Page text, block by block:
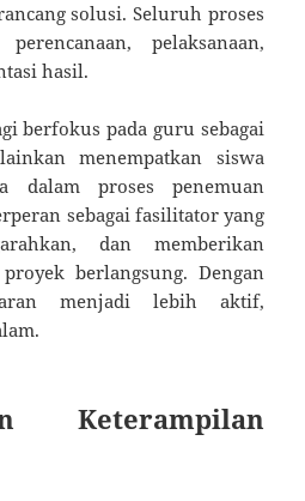
solusi. Seluruh proses
pelaksanaan,
hasil.
berfokus pada guru sebagai
menempatkan siswa
dalam proses penemuan
sebagai fasilitator yang
dan memberikan
berlangsung. Dengan
menjadi lebih aktif,
Keterampilan